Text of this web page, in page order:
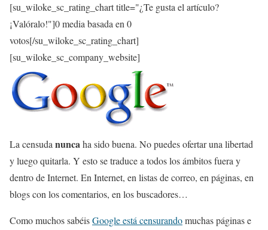
[su_wiloke_sc_rating_chart title="¿Te gusta el artículo?
¡Valóralo!"]0media basada en 0
votos[/su_wiloke_sc_rating_chart]
[su_wiloke_sc_company_website]
La censuda nuncaha sido buena. No puedes ofertar una libertad
y luego quitarla. Y esto se traduce a todos los ámbitos fuera y
dentro de Internet. En Internet, en listas de correo, en páginas, en
blogs con los comentarios, en los buscadores…
Como muchos sabéisGoogle está censurandomuchas páginas e